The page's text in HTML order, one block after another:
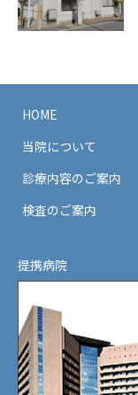
HOME
当院について
診療内容のご案内
検査のご案内
提携病院